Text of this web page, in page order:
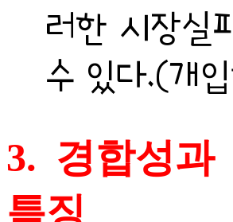
러한 시장실
수 있다.(개
3. 경합성과
특징